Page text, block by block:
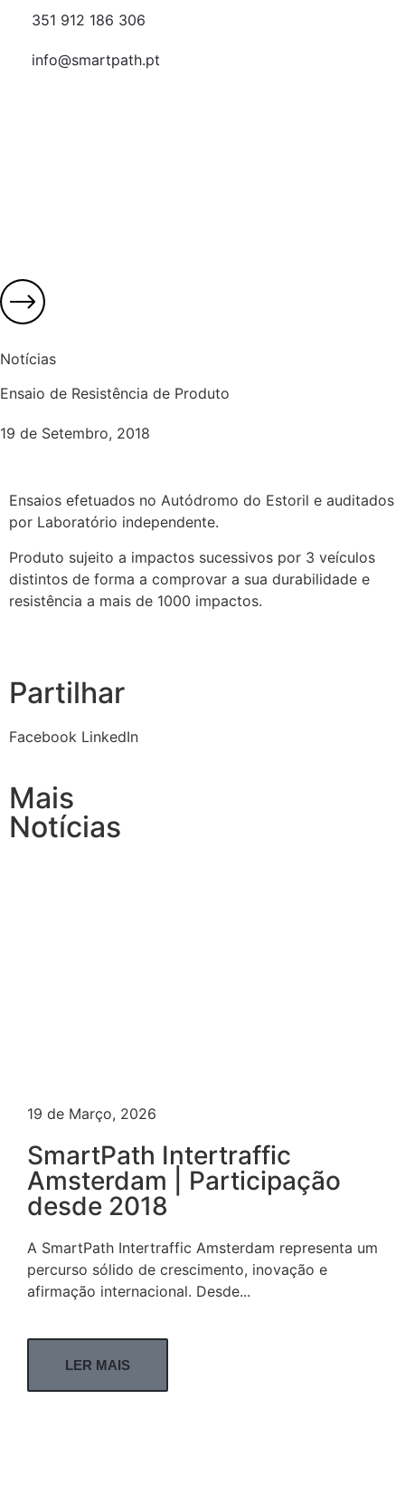
351 912 186 306
info@smartpath.pt
Notícias
Ensaio de Resistência de Produto
19 de Setembro, 2018
Ensaios efetuados no Autódromo do Estoril e auditados
por Laboratório independente.
Produto sujeito a impactos sucessivos por 3 veículos
distintos de forma a comprovar a sua durabilidade e
resistência a mais de 1000 impactos.
Partilhar
Facebook LinkedIn
Mais
Notícias
19 de Março, 2026
SmartPath Intertraffic
Amsterdam | Participação
desde 2018
A SmartPath Intertraffic Amsterdam representa um
percurso sólido de crescimento, inovação e
afirmação internacional. Desde...
LER MAIS